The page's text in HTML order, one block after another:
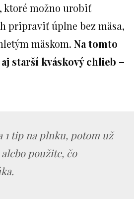
ktoré možno urobiť
pripraviť úplne bez mäsa,
mäskom. Na tomto
starší kváskový chlieb –
1 tip na plnku, potom už
použite, čo